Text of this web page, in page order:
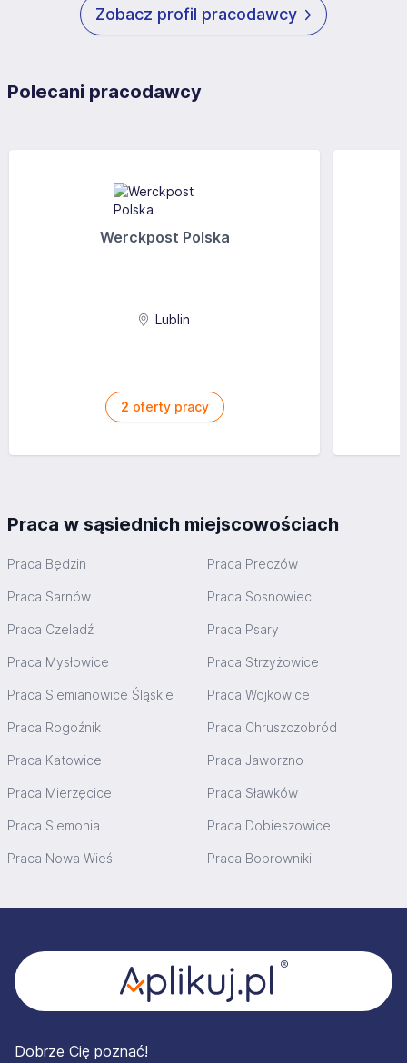
Zobacz profil pracodawcy
Polecani pracodawcy
Werckpost Polska
Lublin
2 oferty pracy
Praca w sąsiednich miejscowościach
Praca Będzin Praca Preczów
Praca Sarnów Praca Sosnowiec
Praca Czeladź Praca Psary
Praca Mysłowice Praca Strzyżowice
Praca Siemianowice Śląskie Praca Wojkowice
Praca Rogoźnik Praca Chruszczobród
Praca Katowice Praca Jaworzno
Praca Mierzęcice Praca Sławków
Praca Siemonia Praca Dobieszowice
Praca Nowa Wieś Praca Bobrowniki
Dobrze Cię poznać!